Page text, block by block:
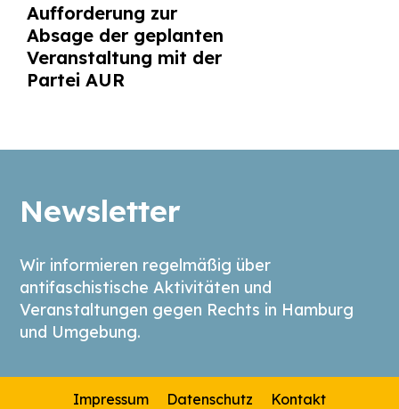
Aufforderung zur
Absage der geplanten
Veranstaltung mit der
Partei AUR
Newsletter
Wir informieren regelmäßig über
antifaschistische Aktivitäten und
Veranstaltungen gegen Rechts in Hamburg
und Umgebung.
Impressum Datenschutz Kontakt